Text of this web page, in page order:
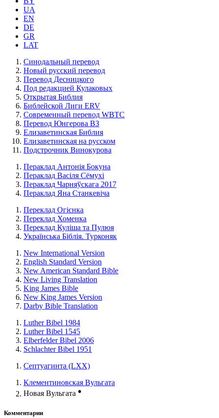
UA
EN
DE
GR
LAT
Синодальный перевод
Новый русский перевод
Перевод Десницкого
Под редакцией Кулаковых
Открытая Библия
Библейской Лиги ERV
Cовременный перевод WBTC
Перевод Юнгерова ВЗ
Елизаветинская Библия
Елизаветинская на русском
Подстрочник Винокурова
Пераклад Антонія Бокуна
Пераклад Васіля Сёмухі
Пераклад Чарняўскага 2017
Пераклад Яна Станкевіча
Переклад Огієнка
Переклад Хоменка
Переклад Куліша та Пулюя
Українська Біблія. Турконяк
New International Version
English Standard Version
New American Standard Bible
New Living Translation
King James Bible
New King James Version
Darby Bible Translation
Luther Bibel 1984
Luther Bibel 1545
Elberfelder Bibel 2006
Schlachter Bibel 1951
Септуагинта (LXX)
Клементиновская Вульгата
Новая Вульгата ●
Комментарии